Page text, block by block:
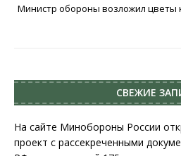
Министр обороны возложил цветы
СВЕЖИЕ
На сайте Минобороны России
проект с рассекреченными